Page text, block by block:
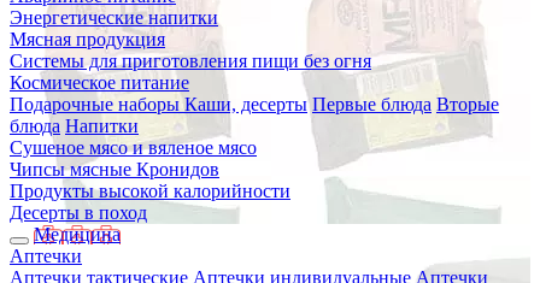
Энергетические напитки
Мясная продукция
Системы для приготовления пищи без огня
Космическое питание
Подарочные наборы Каши, десерты Первые блюда Вторые
блюда Напитки
Сушеное мясо и вяленое мясо
Чипсы мясные Кронидов
Продукты высокой калорийности
Десерты в поход
Медицина
Аптечки
Аптечки тактические Аптечки индивидуальные Аптечки